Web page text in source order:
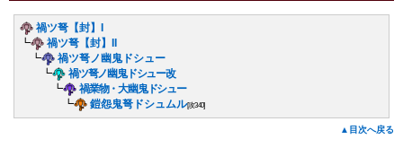
禍ツ弩【封】I
┗
禍ツ弩【封】II
┗
禍ツ弩ノ幽鬼ドシュー
┗
禍ツ弩ノ幽鬼ドシュー改
┗
禍業物・大幽鬼ドシュー
┗
鎧怨鬼弩ドシュムル[攻340]
▲目次へ戻る